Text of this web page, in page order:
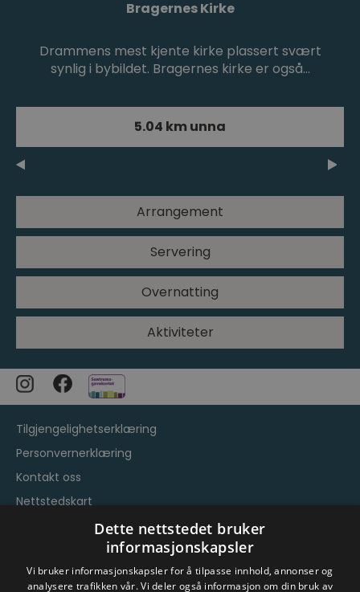
Bragernes Kirke
Drammens mest kjente kirke plassert svært
synlig i bybildet. Bragernes kirke er også…
5.04 km unna
Arrangement
Servering
Overnatting
Aktiviteter
Tilgjengelighetserklæring
Personvernerklæring
Kontakt oss
Nettstedskart
Vilkår og betingelserDette nettstedet bruker
informasjonskapsler
Vi bruker informasjonskapsler for å tilpasse innhold, annonser og
analysere trafikken vår. Vi deler også informasjon om din bruk av